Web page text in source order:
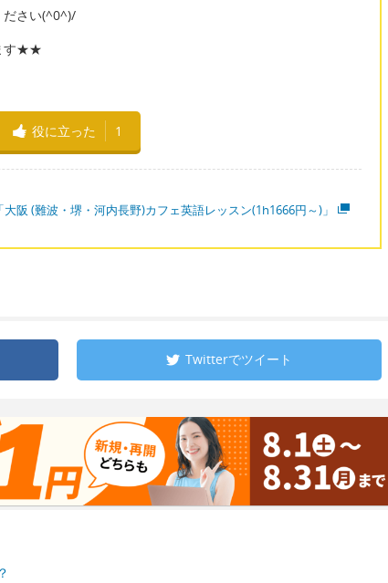
ださい(^0^)/
す★★
役に立った 1
「大阪 (難波・堺・河内長野)カフェ英語レッスン(1h1666円～)」
Twitterでツイート